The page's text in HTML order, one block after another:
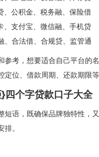
、公积金、税务融、保险借
、支付宝、微信融、手机贷
、合法借、合规贷、监管通
参考，想要适合自己平台的
定位、借款周期、还款期限等
四个字贷款口子大全
短语，既确保品牌独特性，
。